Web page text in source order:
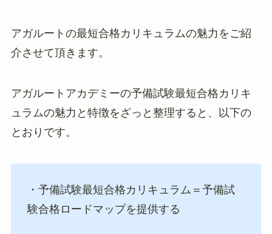
アガルートの最短合格カリキュラムの魅力をご紹
介させて頂きます。
アガルートアカデミーの予備試験最短合格カリキ
ュラムの魅力と特徴をざっと整理すると、以下の
とおりです。
・予備試験最短合格カリキュラム＝予備試
験合格ロードマップを提供する